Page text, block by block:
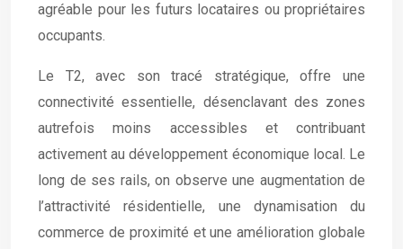
agréable pour les futurs locataires ou propriétaires
occupants.
Le T2, avec son tracé stratégique, offre une
connectivité essentielle, désenclavant des zones
autrefois moins accessibles et contribuant
activement au développement économique local. Le
long de ses rails, on observe une augmentation de
l’attractivité résidentielle, une dynamisation du
commerce de proximité et une amélioration globale